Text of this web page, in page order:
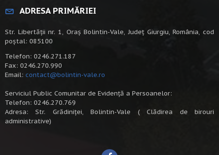
ADRESA PRIMĂRIEI
Str. Libertății nr. 1, Oraș Bolintin-Vale, Județ Giurgiu, România, cod
poștal: 085100
Telefon: 0246.271.187
Fax: 0246.270.990
Email: contact@bolintin-vale.ro
Serviciul Public Comunitar de Evidență a Persoanelor:
Telefon: 0246.270.769
Adresa: Str. Grădiniței, Bolintin-Vale ( Clădirea de birouri
administrative)